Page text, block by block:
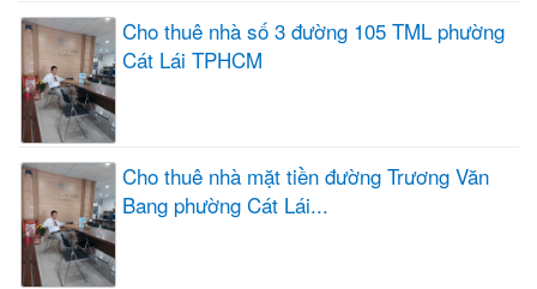
Cho thuê nhà số 3 đường 105 TML phường
Cát Lái TPHCM
Cho thuê nhà mặt tiền đường Trương Văn
Bang phường Cát Lái...